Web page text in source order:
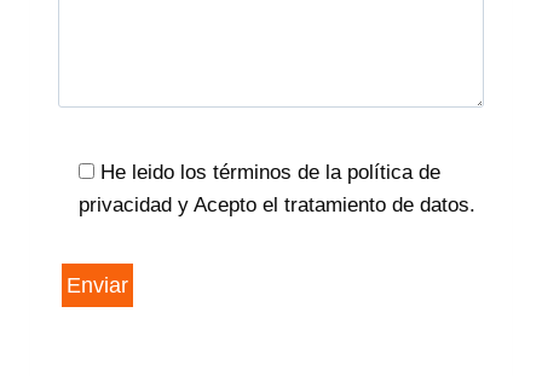
He leido los términos de la política de
privacidad y Acepto el tratamiento de datos.